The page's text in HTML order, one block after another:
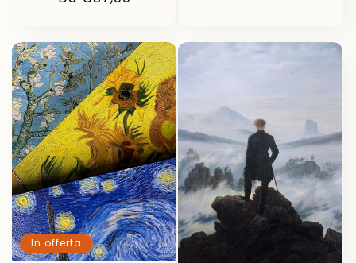
In offerta